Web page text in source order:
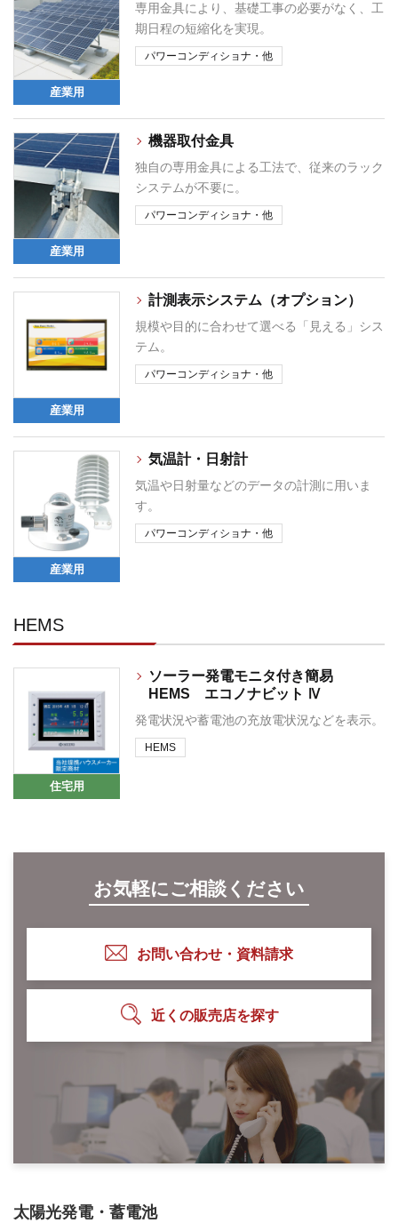
産業用
専用金具により、基礎工事の必要がなく、工
期日程の短縮化を実現。
パワーコンディショナ・他
産業用
機器取付金具
独自の専用金具による工法で、従来のラック
システムが不要に。
パワーコンディショナ・他
産業用
計測表示システム（オプション）
規模や目的に合わせて選べる「見える」シス
テム。
パワーコンディショナ・他
産業用
気温計・日射計
気温や日射量などのデータの計測に用いま
す。
パワーコンディショナ・他
HEMS
住宅用
ソーラー発電モニタ付き簡易
HEMS エコノナビット Ⅳ
発電状況や蓄電池の充放電状況などを表示。
HEMS
お気軽にご相談ください
お問い合わせ・資料請求
近くの販売店を探す
太陽光発電・蓄電池